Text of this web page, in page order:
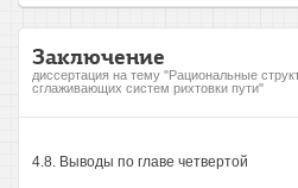
Заключение
диссертация на тему "Рациональные
сглаживающих систем рихтовки пути"
4.8. Выводы по главе четвертой